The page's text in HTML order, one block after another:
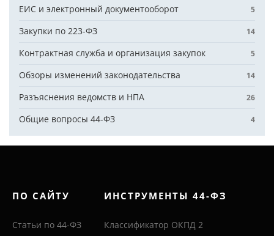
ЕИС и электронный документооборот 5
Закупки по 223-ФЗ 14
Контрактная служба и организация закупок 5
Обзоры изменений законодательства 14
Разъяснения ведомств и НПА 26
Общие вопросы 44-ФЗ 4
ПО САЙТУ
Статьи по 44-ФЗ
ИНСТРУМЕНТЫ 44-ФЗ
Классификатор ОКПД 2